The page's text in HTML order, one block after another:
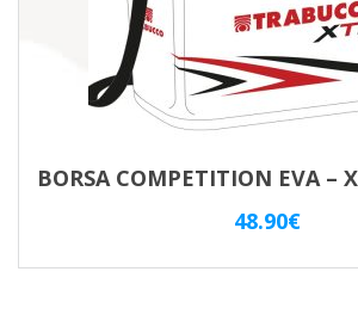
48.90€